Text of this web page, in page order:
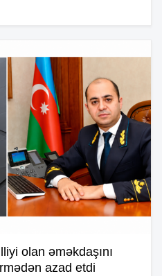
olan əməkdaşını
azad etdi